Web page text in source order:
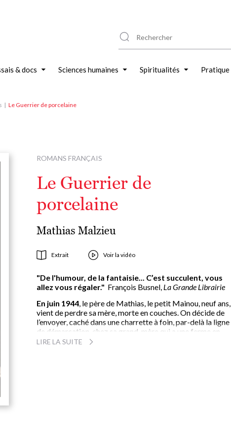
& docs Sciences humaines Spiritualités Pratique
Le Guerrier de porcelaine
ROMANS FRANÇAIS
Le Guerrier de
porcelaine
Mathias Malzieu
Extrait Voir la vidéo
"De l'humour, de la fantaisie... C’est succulent, vous
allez vous régaler." François Busnel, La Grande Librairie
En juin 1944, le père de Mathias, le petit Mainou, neuf ans,
vient de perdre sa mère, morte en couches. On décide de
l’envoyer, caché dans une charrette à foin, par-delà la ligne
de démarcation, chez sa grand-mère qui a une ferme en
Lorraine. Ce sont ces derniers mois de guerre, vus à
LIRE LA SUITE